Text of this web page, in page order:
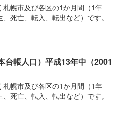
札幌市及び各区の1か月間（1年
死亡、転入、転出など）です。
台帳人口）平成13年中（2001
札幌市及び各区の1か月間（1年
死亡、転入、転出など）です。